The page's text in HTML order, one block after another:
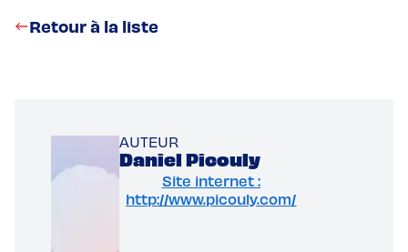
Retour à la liste
AUTEUR
Daniel Picouly
Site internet :
http://www.picouly.com/